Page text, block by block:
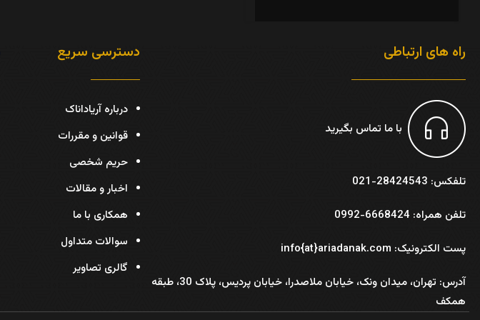
راه های ارتباطی
با ما تماس بگیرید
تلفکس: 28424543-021
تلفن همراه: 6668424-0992
پست الکترونیک: info{at}ariadanak.com
آدرس:
تهران، میدان ونک، خیابان ملاصدرا، خیابان پردیس، پلاک 30، طبقه
همکف
دسترسی سریع
درباره آریاداناک
قوانین و مقررات
حریم شخصی
اخبار و مقالات
همکاری با ما
سوالات متداول
گالری تصاویر